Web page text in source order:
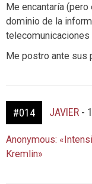
Me encantaría
dominio de la
telecomunicaciones
Me postro ante sus
#014 JAVIER -
Anonymous:
Kremlin»